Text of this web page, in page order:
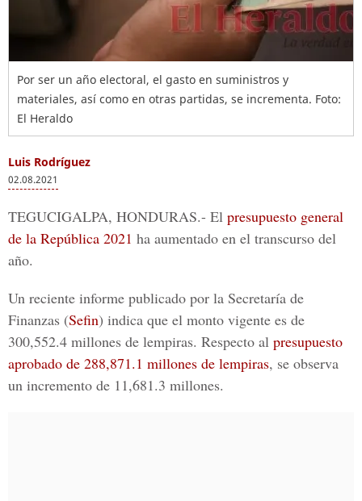
Por ser un año electoral, el gasto en suministros y
materiales, así como en otras partidas, se incrementa. Foto:
El Heraldo
Luis Rodríguez
02.08.2021
TEGUCIGALPA, HONDURAS.- El presupuesto general
de la República 2021 ha aumentado en el transcurso del
año.
Un reciente informe publicado por la Secretaría de
Finanzas (Sefin) indica que el monto vigente es de
300,552.4 millones de lempiras. Respecto al presupuesto
aprobado de 288,871.1 millones de lempiras, se observa
un incremento de 11,681.3 millones.